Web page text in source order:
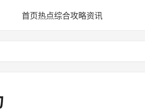
首页热点综合攻略资讯